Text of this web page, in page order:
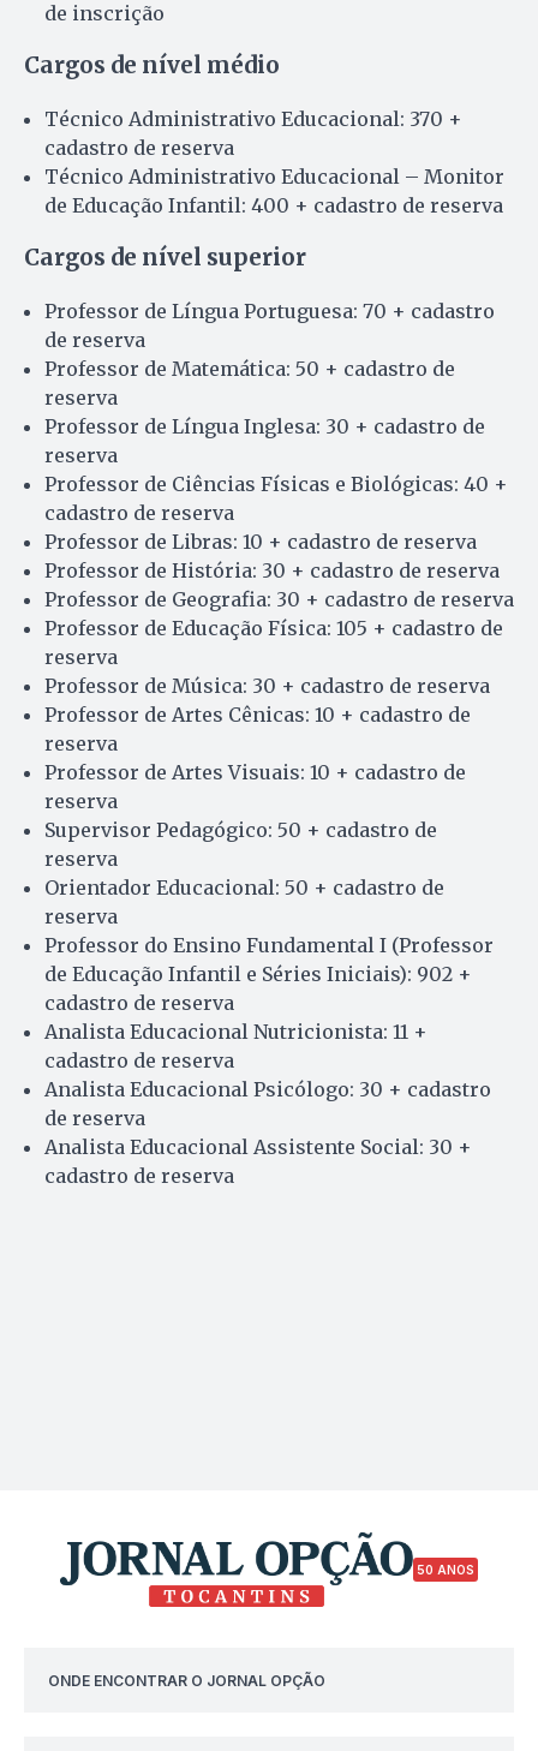
de inscrição
Cargos de nível médio
Técnico Administrativo Educacional: 370 +
cadastro de reserva
Técnico Administrativo Educacional – Monitor
de Educação Infantil: 400 + cadastro de reserva
Cargos de nível superior
Professor de Língua Portuguesa: 70 + cadastro
de reserva
Professor de Matemática: 50 + cadastro de
reserva
Professor de Língua Inglesa: 30 + cadastro de
reserva
Professor de Ciências Físicas e Biológicas: 40 +
cadastro de reserva
Professor de Libras: 10 + cadastro de reserva
Professor de História: 30 + cadastro de reserva
Professor de Geografia: 30 + cadastro de reserva
Professor de Educação Física: 105 + cadastro de
reserva
Professor de Música: 30 + cadastro de reserva
Professor de Artes Cênicas: 10 + cadastro de
reserva
Professor de Artes Visuais: 10 + cadastro de
reserva
Supervisor Pedagógico: 50 + cadastro de
reserva
Orientador Educacional: 50 + cadastro de
reserva
Professor do Ensino Fundamental I (Professor
de Educação Infantil e Séries Iniciais): 902 +
cadastro de reserva
Analista Educacional Nutricionista: 11 +
cadastro de reserva
Analista Educacional Psicólogo: 30 + cadastro
de reserva
Analista Educacional Assistente Social: 30 +
cadastro de reserva
50 ANOS
ONDE ENCONTRAR O JORNAL OPÇÃO